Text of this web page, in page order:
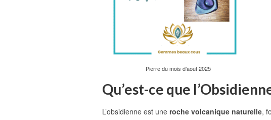
Pierre du mois d’aout 2025
Qu’est-ce que
L’obsidienne est une roche volcanique naturelle,